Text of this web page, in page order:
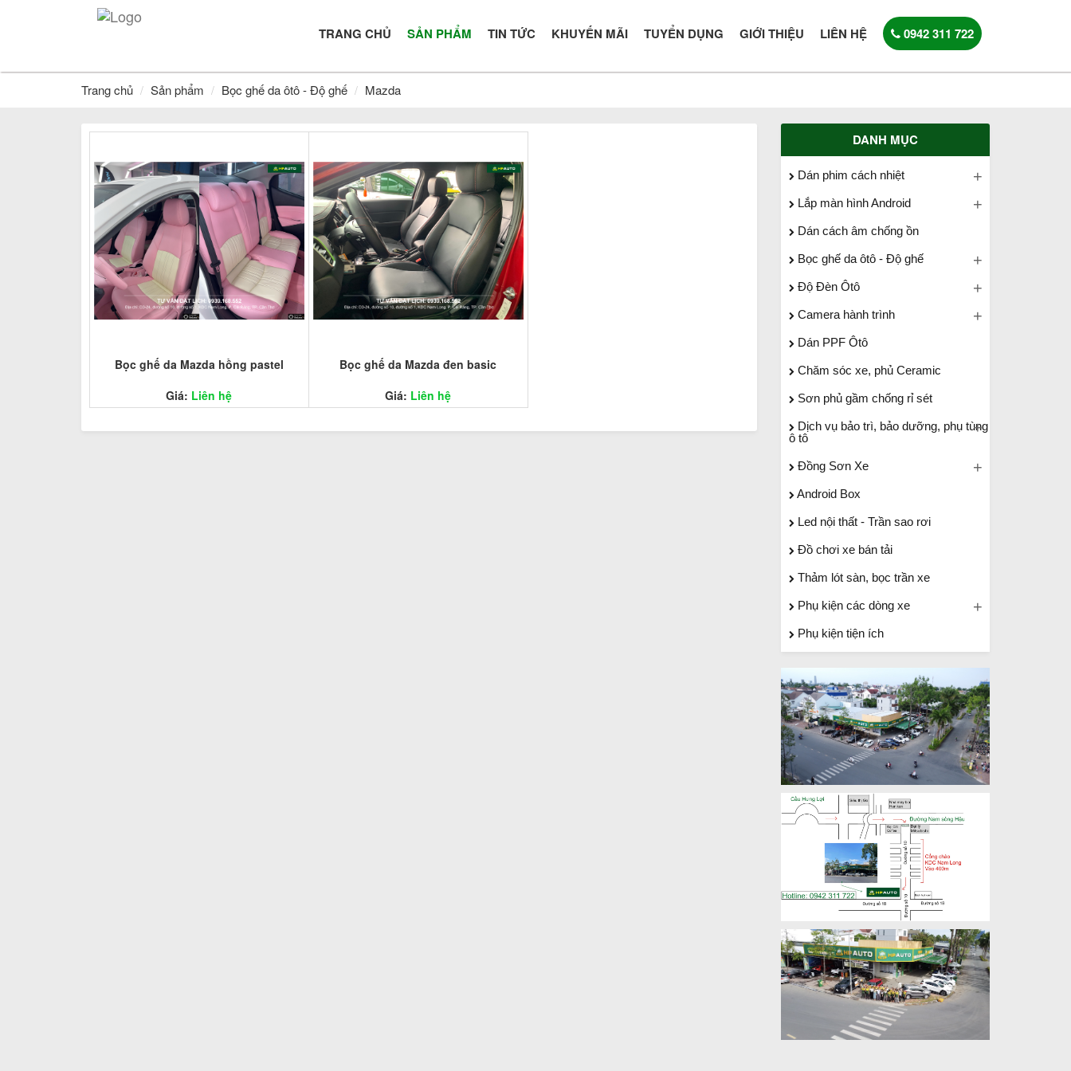
TRANG CHỦ SẢN PHẨM TIN TỨC KHUYẾN MÃI TUYỂN DỤNG GIỚI THIỆU LIÊN HỆ 0942 311 722
Trang chủ Sản phẩm Bọc ghế da ôtô - Độ ghế Mazda
Bọc ghế da Mazda hồng pastel
Giá: Liên hệ
Bọc ghế da Mazda đen basic
Giá: Liên hệ
DANH MỤC
Dán phim cách nhiệt
Lắp màn hình Android
Dán cách âm chống ồn
Bọc ghế da ôtô - Độ ghế
Độ Đèn Ôtô
Camera hành trình
Dán PPF Ôtô
Chăm sóc xe, phủ Ceramic
Sơn phủ gầm chống rỉ sét
Dịch vụ bảo trì, bảo dưỡng, phụ tùng
ô tô
Đồng Sơn Xe
Android Box
Led nội thất - Trần sao rơi
Đồ chơi xe bán tải
Thảm lót sàn, bọc trần xe
Phụ kiện các dòng xe
Phụ kiện tiện ích